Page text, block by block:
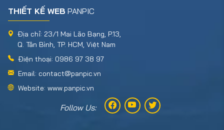
THIẾT KẾ WEB PANPIC
Địa chỉ: 23/1 Mai Lão Bạng, P.13,
Q. Tân Bình, TP. HCM, Việt Nam
Điện thoại: 0986 97 38 97
Email: contact@panpic.vn
Website: www.panpic.vn
Follow Us: